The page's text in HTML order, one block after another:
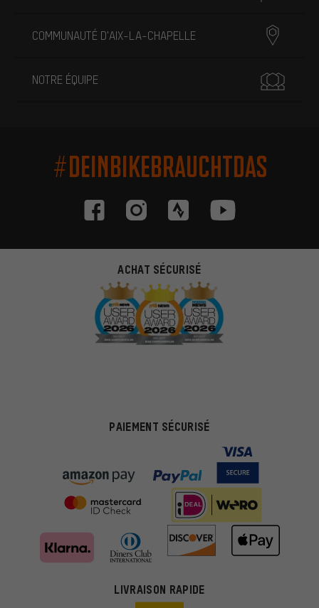
COMMUNAUTÉ D'AIX-LA-CHAPELLE
NOTRE ÉQUIPE
#DEINBIKEBRAUCHTDAS
ACHAT SÉCURISÉ
PAIEMENT SÉCURISÉ
LIVRAISON RAPIDE